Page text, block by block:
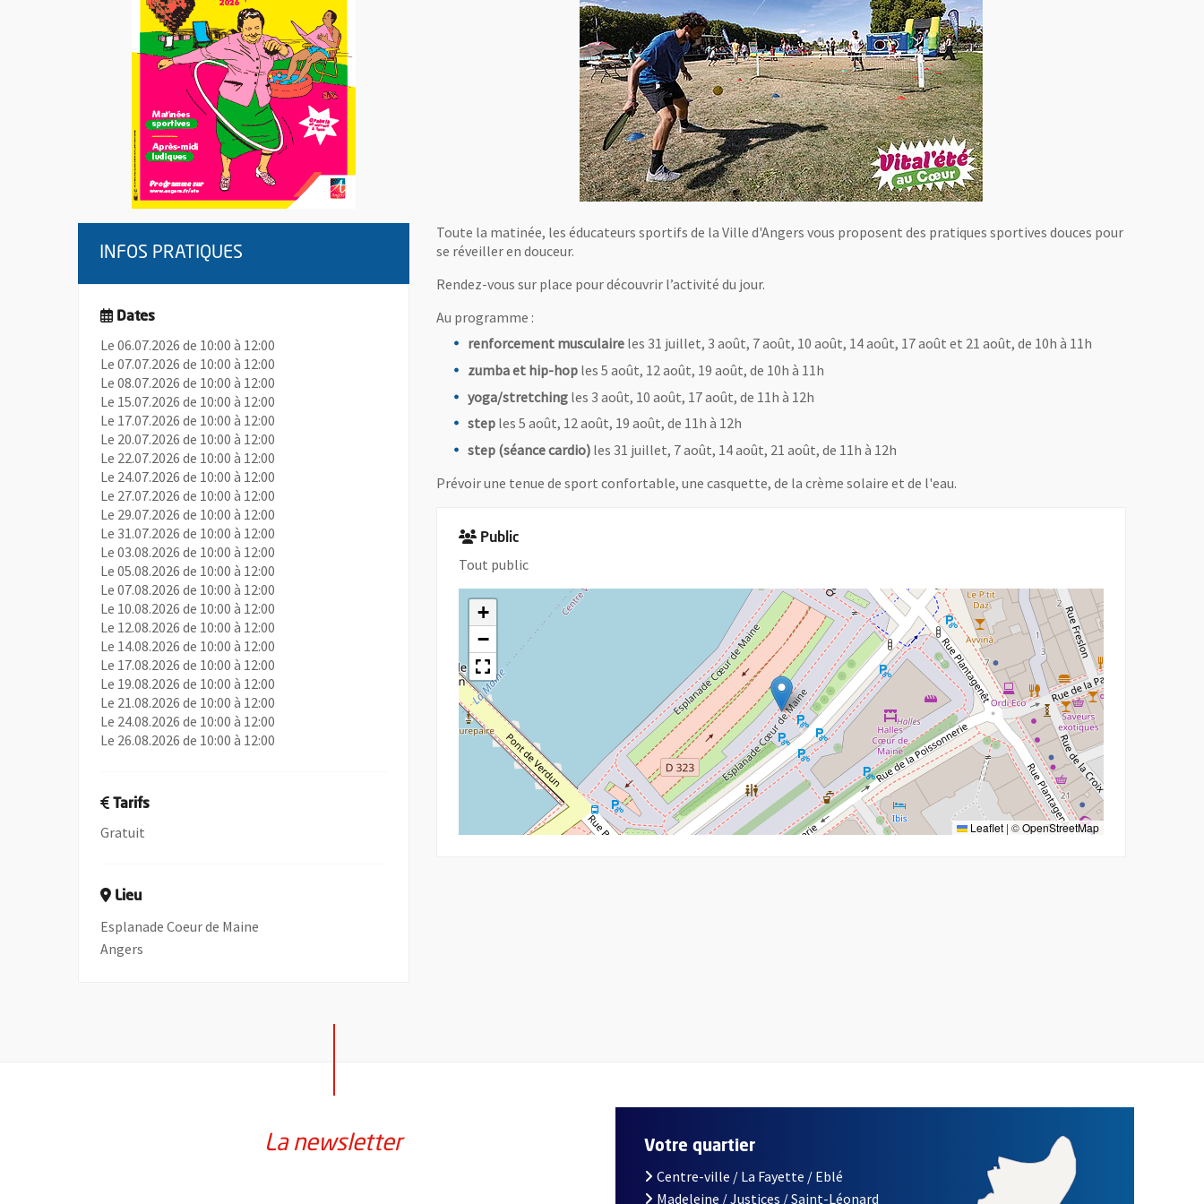
Toute la matinée, les éducateurs sportifs de la Ville d'Angers vous proposent des pratiques sportives douces pour
se réveiller en douceur.
Rendez-vous sur place pour découvrir l’activité du jour.
Au programme :
renforcement musculaireles 31 juillet, 3 août, 7 août, 10 août, 14 août, 17 août et 21 août, de 10h à 11h
zumba et hip-hoples 5 août, 12 août, 19 août, de 10h à 11h
yoga/stretchingles 3 août, 10 août, 17 août, de 11h à 12h
steples 5 août, 12 août, 19 août, de 11h à 12h
step (séance cardio)les 31 juillet, 7 août, 14 août, 21 août, de 11h à 12h
Prévoir une tenue de sport confortable, une casquette, de la crème solaire et de l'eau.
Public
Tout public
+
−
Leaflet | ©OpenStreetMap
INFOS PRATIQUES
Dates
Le 06.07.2026 de 10:00 à 12:00
Le 07.07.2026 de 10:00 à 12:00
Le 08.07.2026 de 10:00 à 12:00
Le 15.07.2026 de 10:00 à 12:00
Le 17.07.2026 de 10:00 à 12:00
Le 20.07.2026 de 10:00 à 12:00
Le 22.07.2026 de 10:00 à 12:00
Le 24.07.2026 de 10:00 à 12:00
Le 27.07.2026 de 10:00 à 12:00
Le 29.07.2026 de 10:00 à 12:00
Le 31.07.2026 de 10:00 à 12:00
Le 03.08.2026 de 10:00 à 12:00
Le 05.08.2026 de 10:00 à 12:00
Le 07.08.2026 de 10:00 à 12:00
Le 10.08.2026 de 10:00 à 12:00
Le 12.08.2026 de 10:00 à 12:00
Le 14.08.2026 de 10:00 à 12:00
Le 17.08.2026 de 10:00 à 12:00
Le 19.08.2026 de 10:00 à 12:00
Le 21.08.2026 de 10:00 à 12:00
Le 24.08.2026 de 10:00 à 12:00
Le 26.08.2026 de 10:00 à 12:00
Tarifs
Gratuit
Lieu
Esplanade Coeur de Maine
Angers
La newsletter Votre quartier
Centre-ville / La Fayette / Eblé
Madeleine / Justices / Saint-Léonard